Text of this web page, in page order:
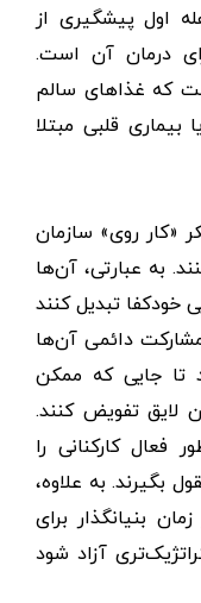
اول پیشگیری از
درمان آن است.
که غذاهای سالم
قلبی مبتلا
«کار روی» سازمان
به عبارتی، آن‌ها
خودکفا تبدیل کنند
مشارکت دائمی آن‌ها
تا جایی که ممکن
لایق تفویض کنند.
کارکنانی را
بگیرند. به علاوه،
بنیانگذار برای
آزاد شود